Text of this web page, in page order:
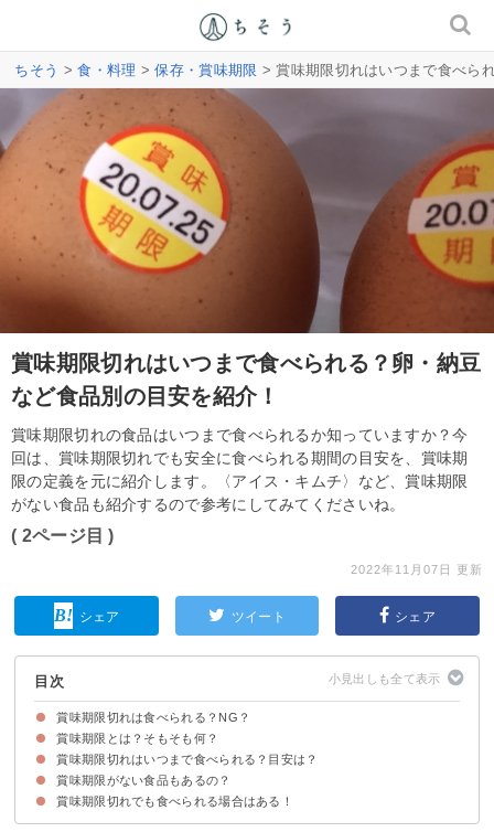
ちそう >食・料理 >保存・賞味期限 > 賞味期限切れはいつまで食べら
賞味期限切れはいつまで食べられる？卵・納豆
など食品別の目安を紹介！
賞味期限切れの食品はいつまで食べられるか知っていますか？今
回は、賞味期限切れでも安全に食べられる期間の目安を、賞味期
限の定義を元に紹介します。〈アイス・キムチ〉など、賞味期限
がない食品も紹介するので参考にしてみてくださいね。
( 2ページ目 )
2022年11月07日 更新
シェア ツイート シェア
目次
賞味期限切れは食べられる？NG？
賞味期限とは？そもそも何？
賞味期限は美味しく食べられる期間を指す
賞味期限と消費期限の違い
賞味期限切れはいつまで食べられる？目安は？
記載の賞味期限の目安1.2倍程度であれば問題ないことが多い
それ以降は腐ってないか見分ける必要がある
賞味期限がない食品もあるの？
①アイスクリーム
②韓国製のキムチ
③米
賞味期限切れでも食べられる場合はある！